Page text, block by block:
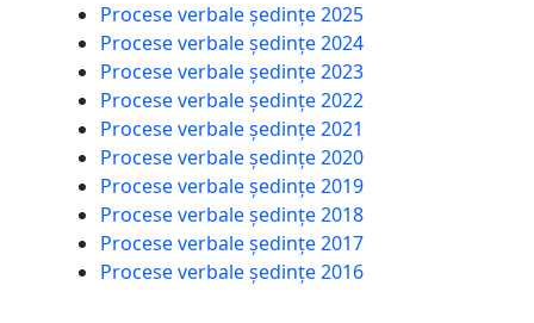
Procese verbale ședințe 2025
Procese verbale ședințe 2024
Procese verbale ședințe 2023
Procese verbale ședințe 2022
Procese verbale ședințe 2021
Procese verbale ședințe 2020
Procese verbale ședințe 2019
Procese verbale ședințe 2018
Procese verbale ședințe 2017
Procese verbale ședințe 2016